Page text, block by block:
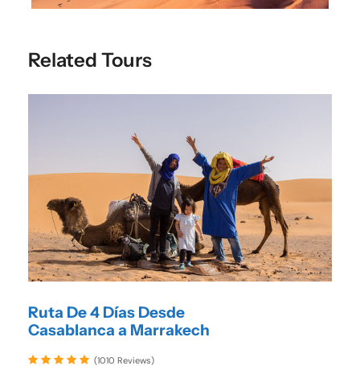
Related Tours
Ruta De 4 Días Desde
Casablanca a Marrakech
(1010 Reviews)